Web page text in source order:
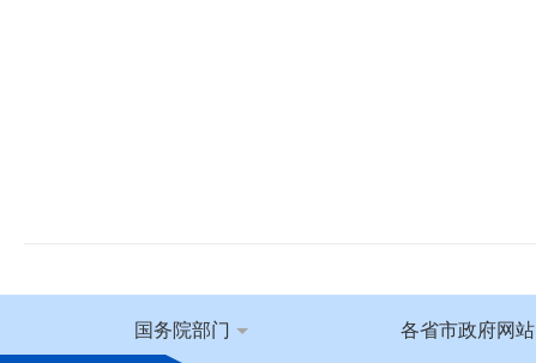
国务院部门 各省市政府网站